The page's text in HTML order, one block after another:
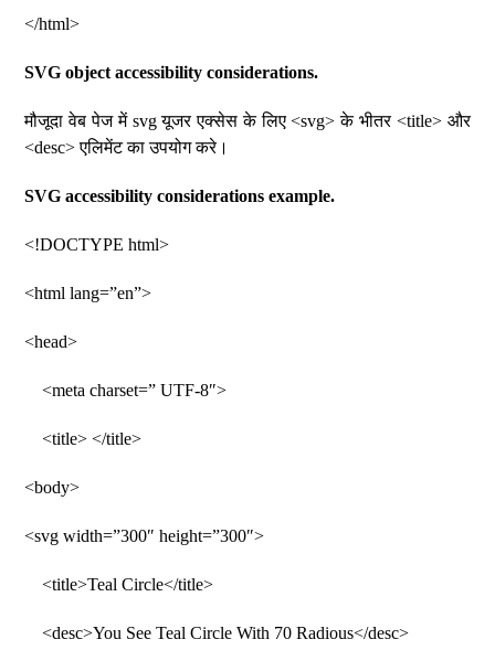
</html>
SVG object accessibility considerations.
मौजूदा वेब पेज में svg यूजर एक्सेस के लिए <svg> के भीतर <title> और
<desc> एलिमेंट का उपयोग करे।
SVG accessibility considerations example.
<!DOCTYPE html>
<html lang=”en”>
<head>
<meta charset=” UTF-8″>
<title> </title>
<body>
<svg width=”300″ height=”300″>
<title>Teal Circle</title>
<desc>You See Teal Circle With 70 Radious</desc>